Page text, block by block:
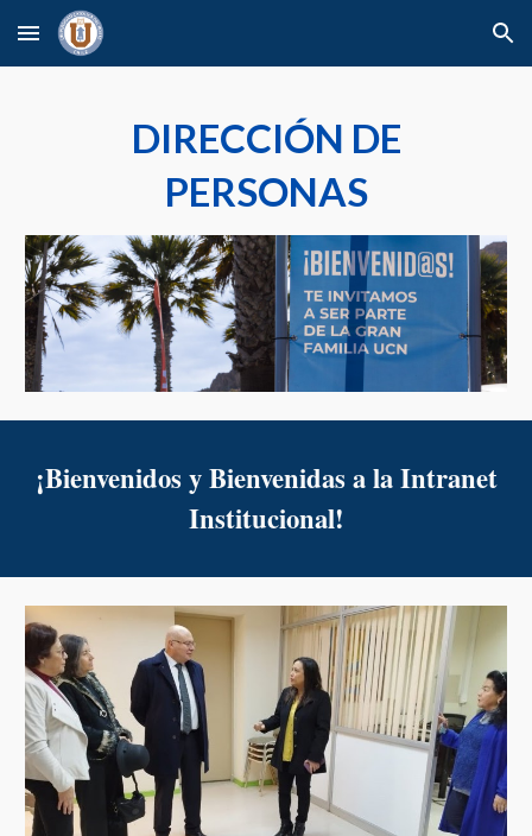
Skip to main content Skip to navigation
DIRECCIÓN DE
PERSONAS
¡Bienvenidos y Bienvenidas a la Intranet
Institucional!